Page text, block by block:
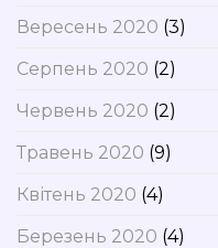
Вересень 2020 (3)
Серпень 2020 (2)
Червень 2020 (2)
Травень 2020 (9)
Квітень 2020 (4)
Березень 2020 (4)